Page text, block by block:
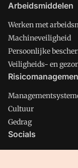
Arbeidsmiddelen
Werken met
Machineveiligheid
Persoonlijke
Veiligheids- en
Cultuur
Gedrag
Socials